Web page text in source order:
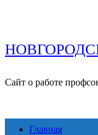
Сайт о работе
Главная